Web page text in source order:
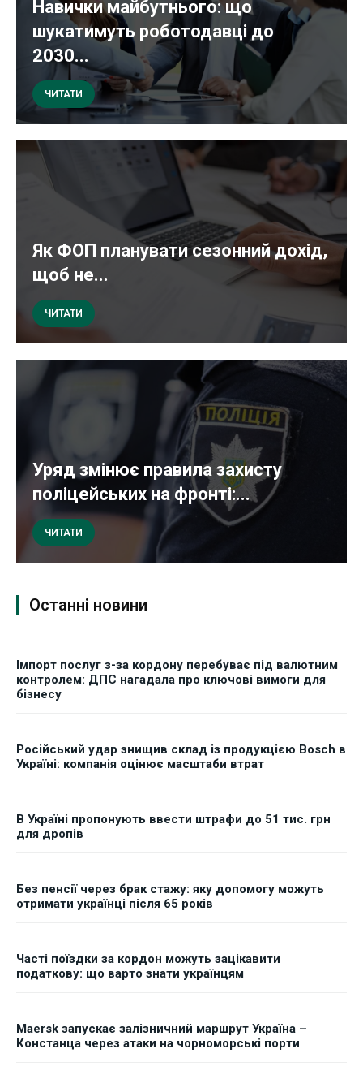
Навички майбутнього: що
шукатимуть роботодавці до
2030...
ЧИТАТИ
Як ФОП планувати сезонний дохід,
щоб не...
ЧИТАТИ
Уряд змінює правила захисту
поліцейських на фронті:...
ЧИТАТИ
Останні новини
Імпорт послуг з-за кордону перебуває під валютним
контролем: ДПС нагадала про ключові вимоги для
бізнесу
Російський удар знищив склад із продукцією Bosch в
Україні: компанія оцінює масштаби втрат
В Україні пропонують ввести штрафи до 51 тис. грн
для дропів
Без пенсії через брак стажу: яку допомогу можуть
отримати українці після 65 років
Часті поїздки за кордон можуть зацікавити
податкову: що варто знати українцям
Maersk запускає залізничний маршрут Україна –
Констанца через атаки на чорноморські порти